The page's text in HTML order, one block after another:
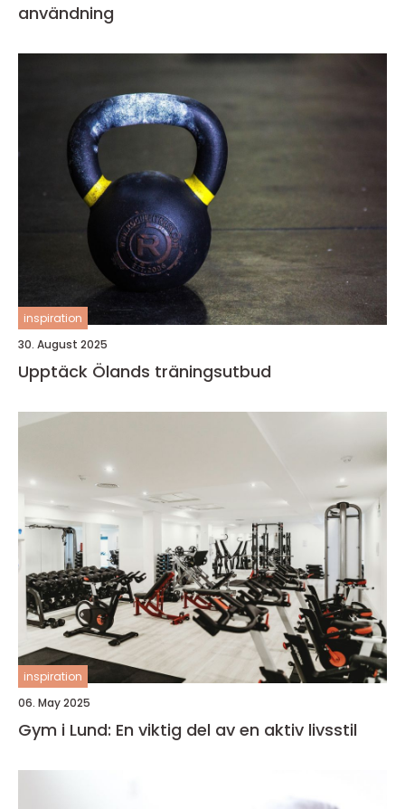
användning
inspiration
30. August 2025
Upptäck Ölands träningsutbud
inspiration
06. May 2025
Gym i Lund: En viktig del av en aktiv livsstil